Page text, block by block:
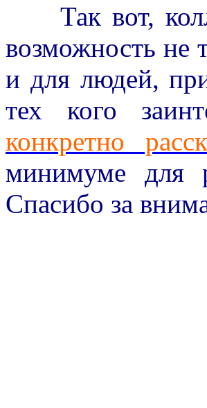
Так вот,
возможность не
и для людей,
тех кого
конкретно
минимуме для
Спасибо за